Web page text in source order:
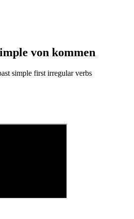
von kommen
simple first irregular verbs